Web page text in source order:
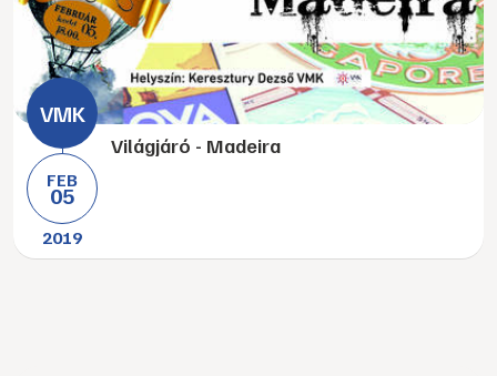
FEB
05
2019
Világjáró - Madeira